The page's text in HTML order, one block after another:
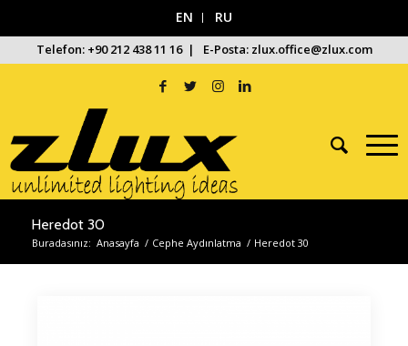
EN RU
Telefon: +90 212 438 11 16 | E-Posta: zlux.office@zlux.com
Heredot 30
Buradasınız: Anasayfa / Cephe Aydınlatma / Heredot 30